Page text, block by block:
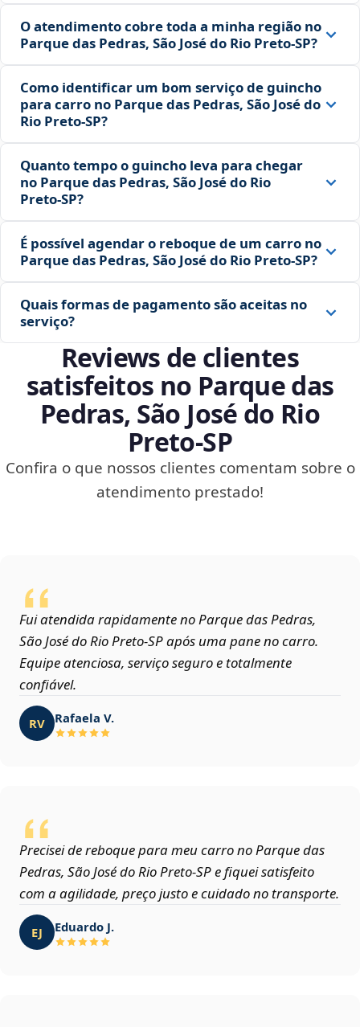
O atendimento cobre toda a minha região no
Parque das Pedras, São José do Rio Preto‑SP?
Como identificar um bom serviço de guincho
para carro no Parque das Pedras, São José do
Rio Preto‑SP?
Quanto tempo o guincho leva para chegar
no Parque das Pedras, São José do Rio
Preto‑SP?
É possível agendar o reboque de um carro no
Parque das Pedras, São José do Rio Preto‑SP?
Quais formas de pagamento são aceitas no
serviço?
Reviews de clientes
satisfeitos no Parque das
Pedras, São José do Rio
Preto‑SP
Confira o que nossos clientes comentam sobre o
atendimento prestado!
Fui atendida rapidamente no Parque das Pedras,
São José do Rio Preto‑SP após uma pane no carro.
Equipe atenciosa, serviço seguro e totalmente
confiável.
RV Rafaela V.
Precisei de reboque para meu carro no Parque das
Pedras, São José do Rio Preto‑SP e fiquei satisfeito
com a agilidade, preço justo e cuidado no transporte.
EJ Eduardo J.